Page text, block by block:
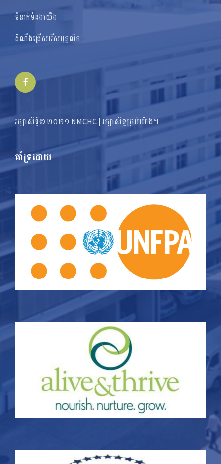
ទំនាក់ទំនងយើង
ដំណឹងជ្រើសរើសបុគ្គលិក
Facebook
រក្សាសិទ្ធិ© ២០២១ NMCHC | រក្សា​​សិទ្ធ​គ្រប់យ៉ាង។
គាំទ្រដោយ